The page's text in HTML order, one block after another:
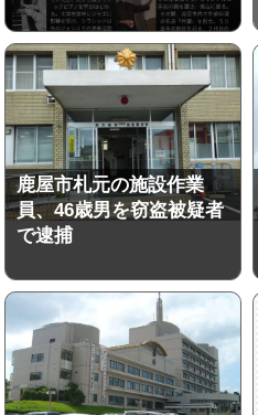
鹿屋市札元の施設作業
員、46歳男を窃盗被疑者
で逮捕